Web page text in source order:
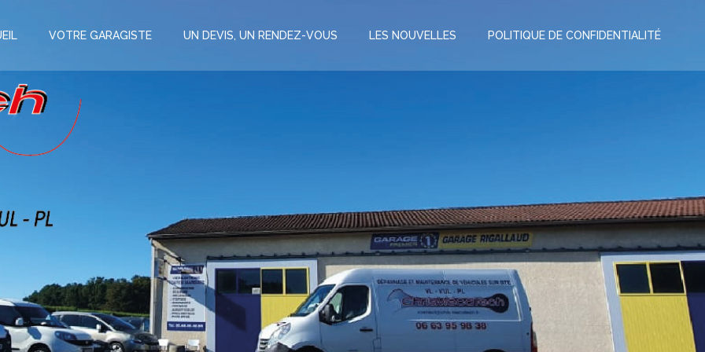
VOTRE GARAGISTE UN DEVIS, UN RENDEZ-VOUS LES NOUVELLES POLITIQUE DE CONFIDENTIALITÉ